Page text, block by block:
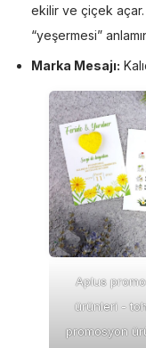
ekilir ve çiçek açar.
“yeşermesi”
Marka Mesajı:
Aplus
ürünleri -
promosyon